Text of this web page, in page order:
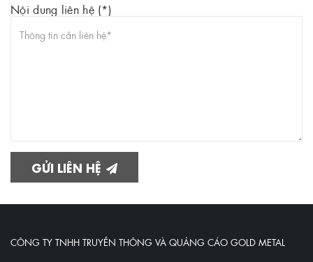
Nội dung liên hệ (*)
GỬI LIÊN HỆ
CÔNG TY TNHH TRUYỀN THÔNG VÀ QUẢNG CÁO GOLD METAL